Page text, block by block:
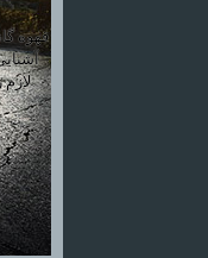
قهوه